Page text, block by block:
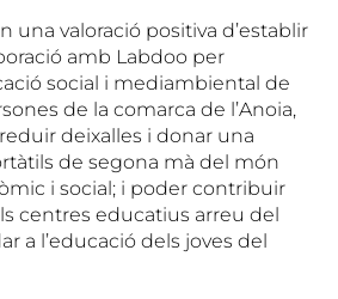
una valoració positiva d’establir
amb Labdoo per
social i mediambiental de
de la comarca de l’Anoia,
deixalles i donar una
de segona mà del món
i social; i poder contribuir
centres educatius arreu del
a l’educació dels joves del